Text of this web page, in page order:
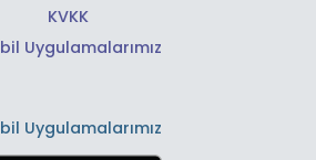
KVKK
Uygulamalarımız
Uygulamalarımız